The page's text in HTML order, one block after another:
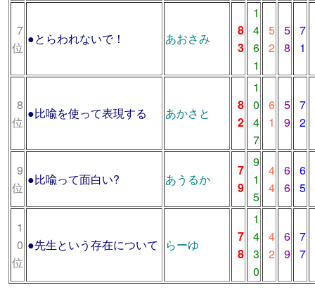
7
位
●とらわれないで！ あおさみ
8
3
1
4
6
1
5
2
5
8
7
1
8
位
●比喩を使って表現する あかさと
8
2
1
0
4
7
6
1
5
9
7
2
9
位
●比喩って面白い? あうるか
7
9
9
1
5
4
4
6
6
6
5
1
0
位
●先生という存在について らーゆ
7
8
1
4
3
0
4
2
6
9
7
7